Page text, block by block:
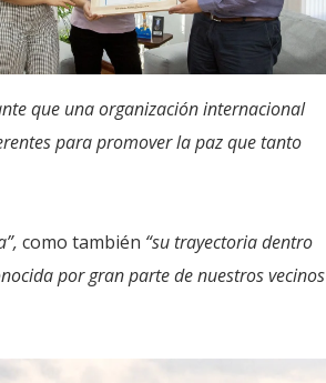
que una organización internacional
para promover la paz que tanto
como también “su trayectoria dentro
por gran parte de nuestros vecinos